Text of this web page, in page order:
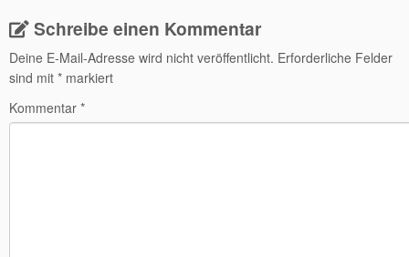
Schreibe einen Kommentar
Deine E-Mail-Adresse wird nicht veröffentlicht. Erforderliche Felder
sind mit * markiert
Kommentar *